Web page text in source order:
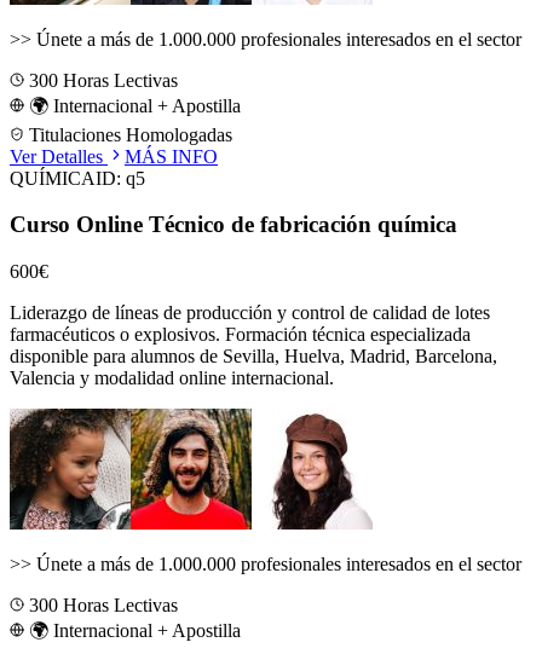
>> Únete a más de 1.000.000 profesionales interesados en el sector
300 Horas Lectivas
🌍 Internacional + Apostilla
Titulaciones Homologadas
Ver Detalles
MÁS INFO
QUÍMICAID: q5
Curso Online Técnico de fabricación química
600€
Liderazgo de líneas de producción y control de calidad de lotes
farmacéuticos o explosivos. Formación técnica especializada
disponible para alumnos de Sevilla, Huelva, Madrid, Barcelona,
Valencia y modalidad online internacional.
>> Únete a más de 1.000.000 profesionales interesados en el sector
300 Horas Lectivas
🌍 Internacional + Apostilla